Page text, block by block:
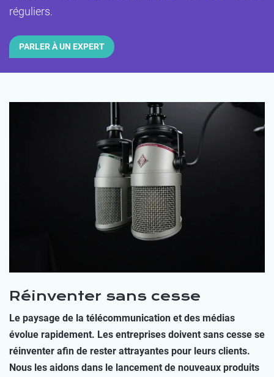
réguliers.
PARLER À UN EXPERT
Réinventer sans cesse
Le paysage de la télécommunication et des médias
évolue rapidement. Les entreprises doivent sans cesse se
réinventer afin de rester attrayantes pour leurs clients.
Nous les aidons dans le lancement de nouveaux produits